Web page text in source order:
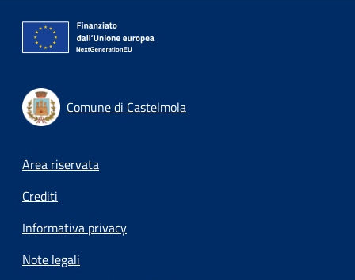
Comune di Castelmola
Footer menu
Area riservata
Crediti
Informativa privacy
Note legali